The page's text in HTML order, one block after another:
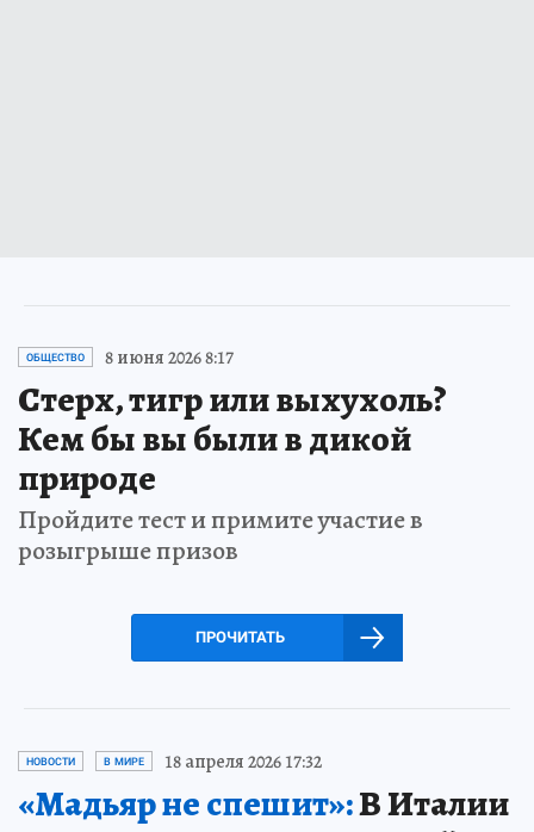
ОБЩЕСТВО 8 июня 2026 8:17
Стерх, тигр или выхухоль?
Кем бы вы были в дикой
природе
Пройдите тест и примите участие в
розыгрыше призов
ПРОЧИТАТЬ
НОВОСТИ В МИРЕ 18 апреля 2026 17:32
«Мадьяр не спешит»:В Италии